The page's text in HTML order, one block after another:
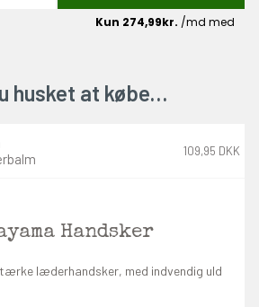
husket at købe…
109,95 DKK
Handsker
læderhandsker, med indvendig uld